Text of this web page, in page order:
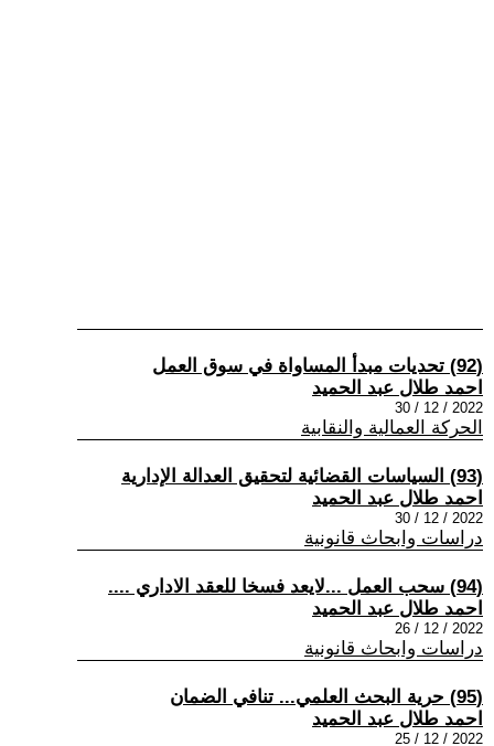
(92) تحديات مبدأ المساواة في سوق العمل
احمد طلال عبد الحميد
2022 / 12 / 30
الحركة العمالية والنقابية
(93) السياسات القضائية لتحقيق العدالة الإدارية
احمد طلال عبد الحميد
2022 / 12 / 30
دراسات وابحاث قانونية
(94) سحب العمل ...لايعد فسخا للعقد الاداري ....
احمد طلال عبد الحميد
2022 / 12 / 26
دراسات وابحاث قانونية
(95) حرية البحث العلمي... تنافي الضمان
احمد طلال عبد الحميد
2022 / 12 / 25